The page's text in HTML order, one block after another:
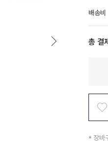
배송비
총 결
* 장바